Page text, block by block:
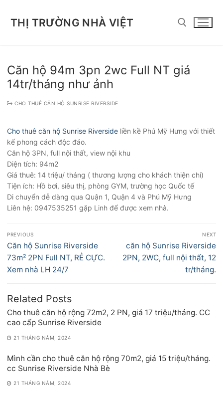
THỊ TRƯỜNG NHÀ VIỆT
Căn hộ 94m 3pn 2wc Full NT giá
14tr/tháng như ảnh
CHO THUÊ CĂN HỘ SUNRISE RIVERSIDE
Cho thuê căn hộ Sunrise Riverside liền kề Phú Mỹ Hưng với thiết
kế phong cách độc đáo.
Căn hộ 3PN, full nội thất, view nội khu
Diện tích: 94m2
Giá thuê: 14 triệu/ tháng ( thương lượng cho khách thiện chí)
Tiện ích: Hồ bơi, siêu thị, phòng GYM, trường học Quốc tế
Di chuyển dễ dàng qua Quận 1, Quận 4 và Phú Mỹ Hưng
Liên hệ: 0947535251 gặp Linh để được xem nhà.
Điều
hướng
bài
viết
PREVIOUS
Previous
post:
Căn hộ Sunrise Riverside
73m² 2PN Full NT, RẺ CỰC.
Xem nhà LH 24/7
NEXT
Next
post:
căn hộ Sunrise Riverside
2PN, 2WC, full nội thất, 12
tr/tháng.
Related Posts
Cho thuê căn hộ rộng 72m2, 2 PN, giá 17 triệu/tháng. CC
cao cấp Sunrise Riverside
21 THÁNG NĂM, 2024
Mình cần cho thuê căn hộ rộng 70m2, giá 15 triệu/tháng.
cc Sunrise Riverside Nhà Bè
21 THÁNG NĂM, 2024